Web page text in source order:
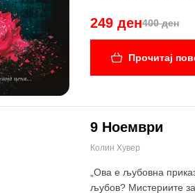
400 ден
249 ден
Прочитај
9 Ноември
Колин Хувер
„Ова е љубовна
љубов? Мистериите